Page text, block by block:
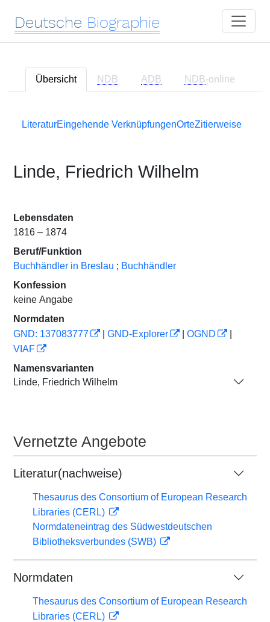
Deutsche Biographie
Übersicht NDB ADB NDB-online
LiteraturEingehende VerknüpfungenOrteZitierweise
Linde, Friedrich Wilhelm
Lebensdaten
1816 – 1874
Beruf/Funktion
Buchhändler in Breslau ; Buchhändler
Konfession
keine Angabe
Normdaten
GND: 137083777
GND-Explorer OGND
VIAF
Namensvarianten
Linde, Friedrich Wilhelm
Vernetzte Angebote
Literatur(nachweise)
Thesaurus des Consortium of European Research
Libraries (CERL)
Normdateneintrag des Südwestdeutschen
Bibliotheksverbundes (SWB)
Normdaten
Thesaurus des Consortium of European Research
Libraries (CERL)